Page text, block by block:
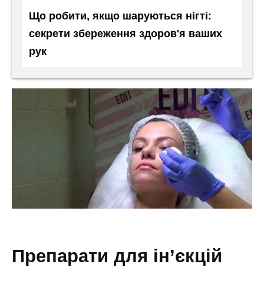
Що робити, якщо шаруються нігті:
секрети збереження здоров'я ваших
рук
препарати для ін’єкцій